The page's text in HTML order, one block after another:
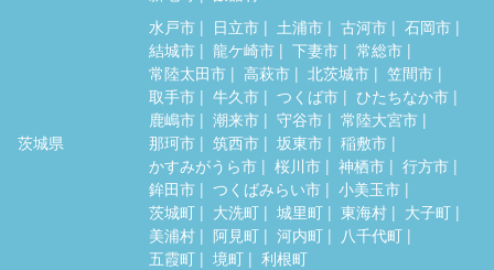
茨城県
水戸市 日立市 土浦市 古河市
石岡市
結城市
龍ケ崎市 下妻市
常総市
常陸太田市
高萩市 北茨城市
笠間市
取手市
牛久市 つくば市
ひたちなか市
鹿嶋市
潮来市 守谷市
常陸大宮市
那珂市
筑西市 坂東市
稲敷市
かすみがうら市
桜川市 神栖市
行方市
鉾田市
つくばみらい市
小美玉市
茨城町
大洗町 城里町 東海村
大子町
美浦村
阿見町 河内町
八千代町
五霞町
境町 利根町